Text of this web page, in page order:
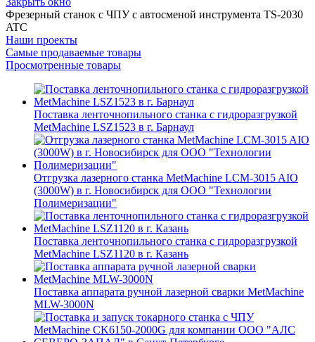
Фрезерный станок с ЧПУ с автосменой инструмента TS-2030
ATC
Наши проекты
Самые продаваемые товары
Просмотренные товары
Поставка ленточнопильного станка c гидроразгрузкой
MetMachine LSZ1523 в г. Барнаул
Отгрузка лазерного станка MetMachine LCM-3015 AIO
(3000W) в г. Новосибирск для ООО "Технологии
Полимеризации"
Поставка ленточнопильного станка c гидроразгрузкой
MetMachine LSZ1120 в г. Казань
Поставка аппарата ручной лазерной сварки MetMachine
MLW-3000N